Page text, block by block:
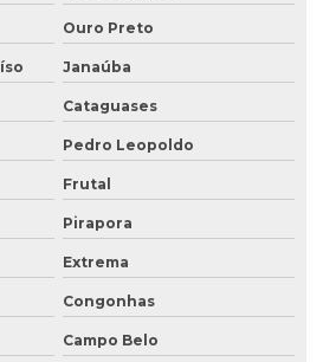
de água
Ouro Preto
Janaúba
Cataguases
Pedro Leopoldo
Frutal
Pirapora
Extrema
Congonhas
Campo Belo